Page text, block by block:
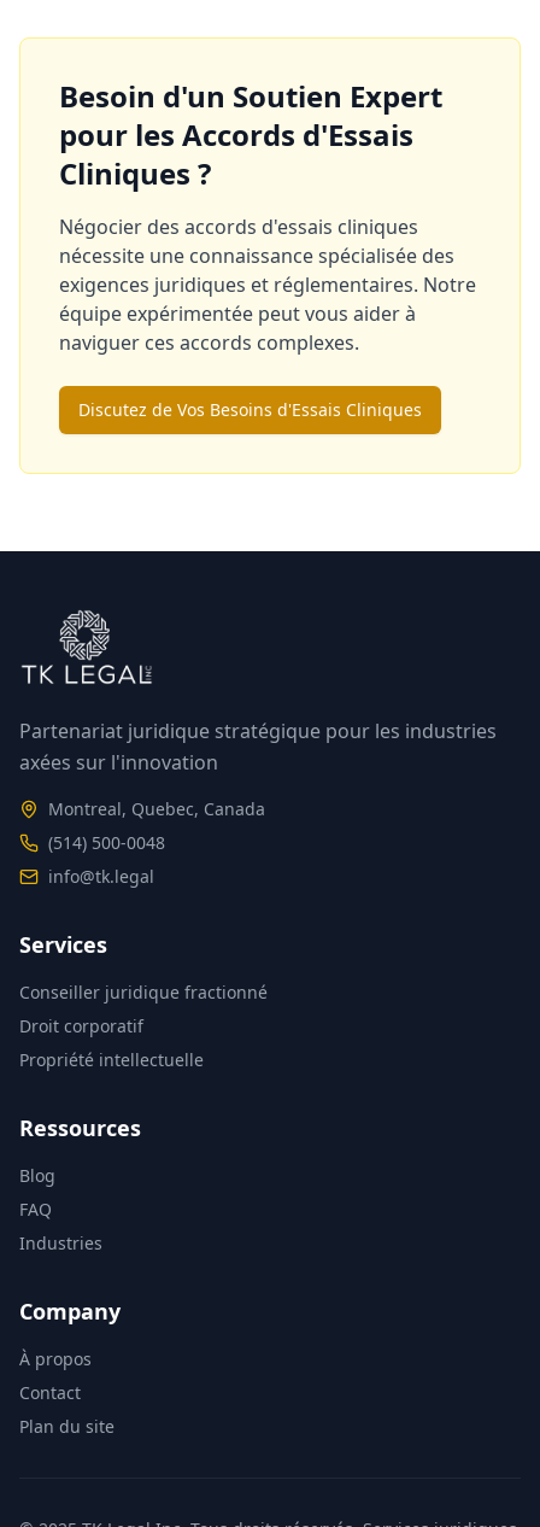
Besoin d'un Soutien Expert
pour les Accords d'Essais
Cliniques ?
Négocier des accords d'essais cliniques
nécessite une connaissance spécialisée des
exigences juridiques et réglementaires. Notre
équipe expérimentée peut vous aider à
naviguer ces accords complexes.
Discutez de Vos Besoins d'Essais Cliniques
Partenariat juridique stratégique pour les industries
axées sur l'innovation
Montreal, Quebec, Canada
(514) 500-0048
info@tk.legal
Services
Conseiller juridique fractionné
Droit corporatif
Propriété intellectuelle
Ressources
Blog
FAQ
Industries
Company
À propos
Contact
Plan du site